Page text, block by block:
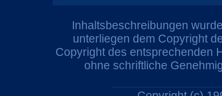
Inhaltsbeschreibungen
unterliegen dem Copyright
Copyright des entsprechenden
ohne schriftliche